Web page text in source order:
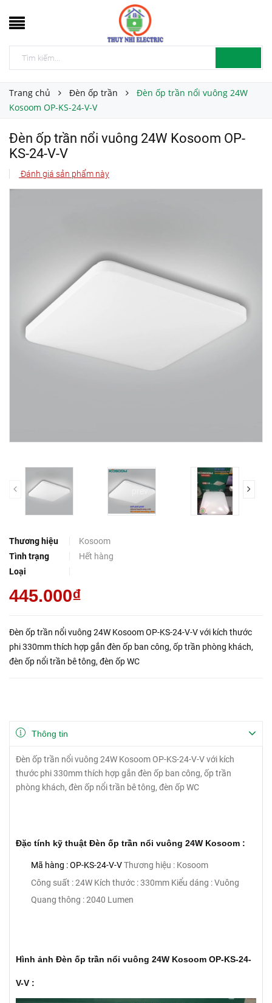
Trang chủ Đèn ốp trần
Đèn ốp trần nổi vuông 24W
Kosoom OP-KS-24-V-V
Đèn ốp trần nổi vuông 24W Kosoom OP-
KS-24-V-V
Đánh giá sản phẩm này
prev
Thương hiệu
Kosoom
Tình trạng
Hết hàng
Loại
445.000₫
Đèn ốp trần nổi vuông 24W Kosoom OP-KS-24-V-V với kích thước
phi 330mm thích hợp gắn đèn ốp ban công, ốp trần phòng khách,
đèn ốp nổi trần bê tông, đèn ốp WC
Thông tin
Đèn ốp trần nổi vuông 24W Kosoom OP-KS-24-V-V với kích
thước phi 330mm thích hợp gắn đèn ốp ban công, ốp trần
phòng khách, đèn ốp nổi trần bê tông, đèn ốp WC
Đặc tính kỹ thuật Đèn ốp trần nổi vuông 24W Kosoom :
Mã hàng : OP-KS-24-V-VThương hiệu : Kosoom
Công suất : 24W Kích thước : 330mm Kiểu dáng : Vuông
Quang thông : 2040 Lumen
Hình ảnh Đèn ốp trần nổi vuông 24W Kosoom OP-KS-24-
V-V :